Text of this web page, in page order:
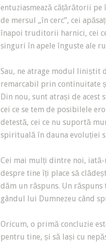
entuziasmează cățărătorii pe
de mersul „în cerc”, cei
înapoi truditorii harnici, cei
singuri în apele înguste ale
Sau, ne atrage modul liniștit
remarcabil prin continuitate
Din nou, sunt atrași de
cei ce se tem de posibilele
detestă, cei ce nu suportă
spirituală în dauna evoluției
Cei mai mulți dintre noi,
despre tine îți place să
dăm un răspuns. Un
gândul lui Dumnezeu când
Oricum, o primă concluzie
pentru tine, și să lași cu